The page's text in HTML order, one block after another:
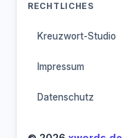
RECHTLICHES
Kreuzwort-Studio
Impressum
Datenschutz